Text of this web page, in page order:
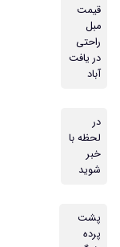
قیمت
مبل
راحتی
در یافت
آباد
در
لحظه با
خبر
شوید
پشت
پرده